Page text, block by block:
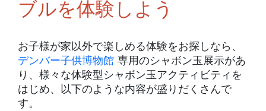
ブルを体験しよう
お子様が家以外で楽しめる体験をお探しなら、
デンバー子供博物館 専用のシャボン玉展示があ
り、様々な体験型シャボン玉アクティビティを
はじめ、以下のような内容が盛りだくさんで
す。